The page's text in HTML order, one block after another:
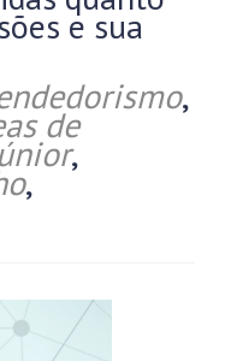
e sua
,
de
,
,